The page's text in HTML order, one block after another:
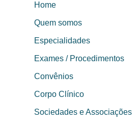
Home
Quem somos
Especialidades
Exames / Procedimentos
Convênios
Corpo Clínico
Sociedades e Associações